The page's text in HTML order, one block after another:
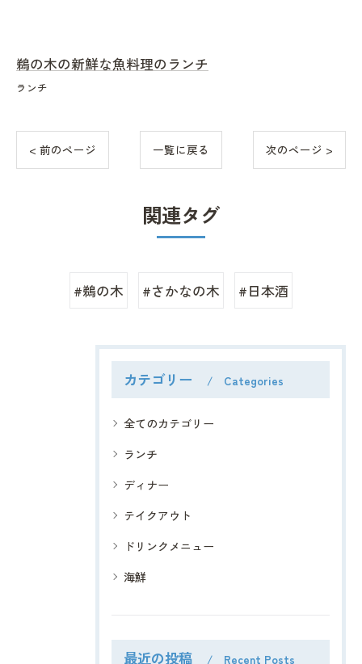
鵜の木の新鮮な魚料理のランチ
ランチ
< 前のページ 一覧に戻る 次のページ >
関連タグ
#鵜の木 #さかなの木 #日本酒
カテゴリー Categories
全てのカテゴリー
ランチ
ディナー
テイクアウト
ドリンクメニュー
海鮮
最近の投稿 Recent Posts